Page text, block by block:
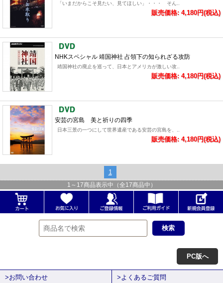
「いまだからこそ見たい、見てほしい」・・・ そん..
販売価格: 4,180円(税込)
NHKスペシャル 靖国神社 占領下の知られざる攻防
靖国神社の廃止を巡って、日本とアメリカが激しい攻..
販売価格: 4,180円(税込)
安芸の宮島 美と祈りの四季
日本三景の一つにして世界遺産である安芸の宮島を、..
販売価格: 4,180円(税込)
1
1 ～ 17商品表示中（全17商品中）
PC版へ
>お問い合わせ >よくあるご質問